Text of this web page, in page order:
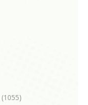
(1055)